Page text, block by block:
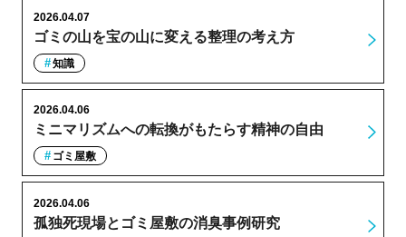
ゴミの山を宝の山に変える整理の考え方
2026.04.07
知識
ミニマリズムへの転換がもたらす精神の自由
2026.04.06
ゴミ屋敷
孤独死現場とゴミ屋敷の消臭事例研究
2026.04.06